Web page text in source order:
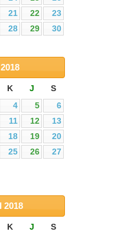
21 22
23
28 29
30
2018
K J
S
4 5
6
11 12
13
18 19
20
25 26
27
2018
K J
S